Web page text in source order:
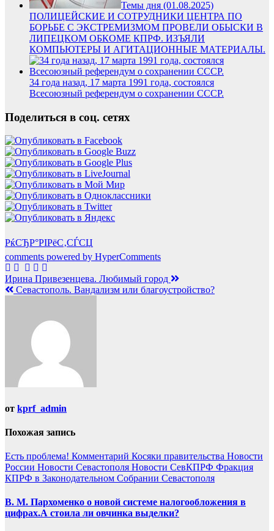
Темы дня (01.08.2025)
ПОЛИЦЕЙСКИЕ И СОТРУДНИКИ ЦЕНТРА ПО
БОРЬБЕ С ЭКСТРЕМИЗМОМ ПРОВЕЛИ ОБЫСКИ В
ЛИПЕЦКОМ ОБКОМЕ КПРФ. ИЗЪЯЛИ
КОМПЬЮТЕРЫ И АГИТАЦИОННЫЕ МАТЕРИАЛЫ.
34 года назад, 17 марта 1991 года, состоялся
Всесоюзный референдум о сохранении СССР.
Поделиться в соц. сетях
РќСЂР°РІРёС‚СЃСЏ
comments powered by HyperComments
Навигация
по
Ирина Привезенцева. Любимый город
Севастополь. Вандализм или благоустройство?
от kprf_admin
Похожая запись
Есть проблема! Комментарий Косяки правительства Новости
России Новости Севастополя Новости СевКПРФ Фракция
КПРФ в Законодательном Собрании Севастополя
В. М. Пархоменко о новой системе налогообложения в
цифрах.А стоила ли овчинка выделки?